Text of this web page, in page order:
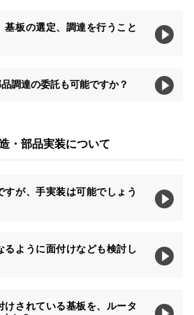
基板の選定、調達を行うこと
調達の委託も可能ですか？
・部品実装について
すが、手実装は可能でしょう
るように面付けなども検討し
けされている基板を、ルータ